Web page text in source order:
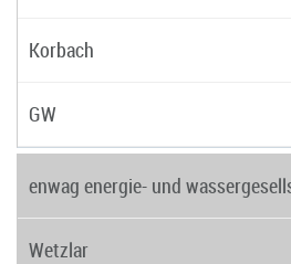
Korbach
GW
enwag energie- und
Wetzlar